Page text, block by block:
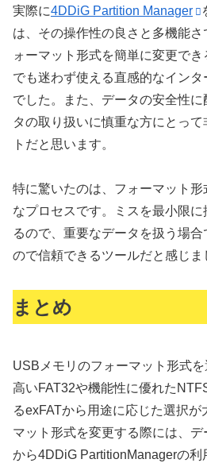
実際に4DDiG Partition Manager
は、その操作性の良さと多機能
ォーマット形式を簡単に変更で
でも迷わず使える直感的なイン
でした。また、データの安全性
タの取り扱いに慎重な方にとっ
トだと思います。
特に驚いたのは、フォーマット
なプロセスです。ミスを最小限
るので、重要なデータを扱う場
ので信頼できるツールだと感じま
まとめ
USBメモリのフォーマット形式
高いFAT32や機能性に優れた
るexFATから用途に応じた選択
マット形式を変更する際には、
から4DDiG PartitionManagerの